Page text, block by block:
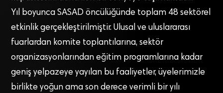
Yıl boyunca SASAD öncülüğünde toplam 48 sektörel
etkinlik gerçekleştirilmiştir. Ulusal ve uluslararası
fuarlardan komite toplantılarına, sektör
organizasyonlarından eğitim programlarına kadar
geniş yelpazeye yayılan bu faaliyetler, üyelerimizle
birlikte yoğun ama son derece verimli bir yılı